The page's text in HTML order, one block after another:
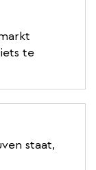
te
staat,